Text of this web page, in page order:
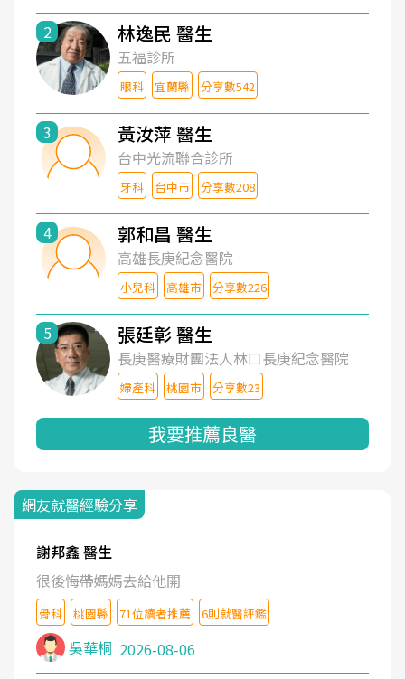
2 林逸民 醫生
五福診所
眼科 宜蘭縣 分享數542
3 黃汝萍 醫生
台中光流聯合診所
牙科 台中市 分享數208
4 郭和昌 醫生
高雄長庚紀念醫院
小兒科 高雄市 分享數226
5 張廷彰 醫生
長庚醫療財團法人林口長庚紀念醫院
婦產科 桃園市 分享數23
我要推薦良醫
網友就醫經驗分享
謝邦鑫 醫生
很後悔帶媽媽去給他開
骨科 桃園縣 71位讀者推薦 6則就醫評鑑
吳華桐 2026-08-06